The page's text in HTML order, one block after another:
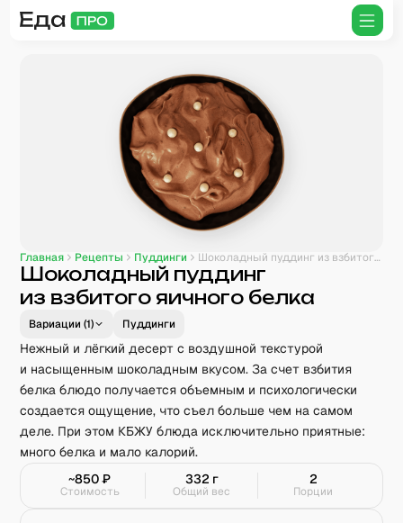
Главная Рецепты Пуддинги Шоколадный пуддинг из взбитого яичного белка
Шоколадный пуддинг
из взбитого яичного белка
Вариации (1) Пуддинги
Нежный и лёгкий десерт с воздушной текстурой
и насыщенным шоколадным вкусом. За счет взбития
белка блюдо получается объемным и психологически
создается ощущение, что съел больше чем на самом
деле. При этом КБЖУ блюда исключительно приятные:
много белка и мало калорий.
~850₽
Стоимость
332 г
Общий вес
2
Порции